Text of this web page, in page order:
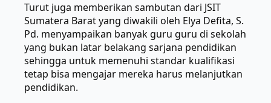
Turut juga memberikan sambutan dari JSIT
Sumatera Barat yang diwakili oleh Elya Defita, S.
Pd. menyampaikan banyak guru guru di sekolah
yang bukan latar belakang sarjana pendidikan
sehingga untuk memenuhi standar kualifikasi
tetap bisa mengajar mereka harus melanjutkan
pendidikan.